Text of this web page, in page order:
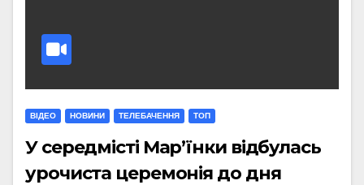
ВІДЕО НОВИНИ ТЕЛЕБАЧЕННЯ ТОП
У середмісті Мар’їнки відбулась
урочиста церемонія до дня